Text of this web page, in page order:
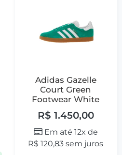
Adidas Gazelle
Court Green
Footwear White
R$ 1.450,00
Em até 12x de
R$ 120,83 sem juros